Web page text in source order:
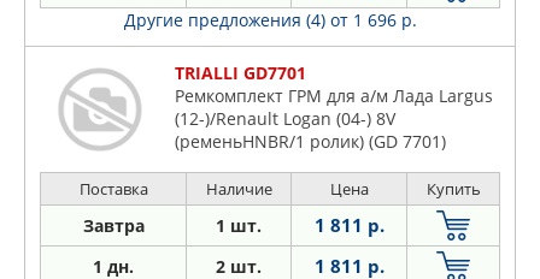
Другие предложения (4) от 1 696 р.
TRIALLI GD7701
Ремкомплект ГРМ для а/м Лада Largus
(12-)/Renault Logan (04-) 8V
(ременьHNBR/1 ролик) (GD 7701)
Поставка Наличие Цена Купить
Завтра 1 шт. 1 811 р.
1 дн. 2 шт. 1 811 р.